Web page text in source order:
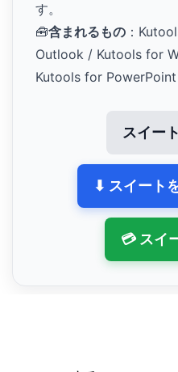
す。
🧰含まれるもの ：
Outlook / Kutools for
Kutools for PowerPoint
スイー
⬇ スイート
💳 スイ